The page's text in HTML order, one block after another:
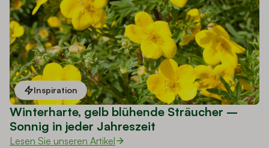
Inspiration
Winterharte, gelb blühende Sträucher –
Sonnig in jeder Jahreszeit
Lesen Sie unseren Artikel